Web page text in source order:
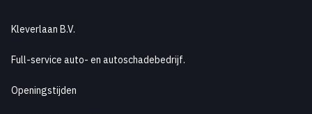
Kleverlaan B.V.
Full-service auto- en autoschadebedrijf.
Openingstijden